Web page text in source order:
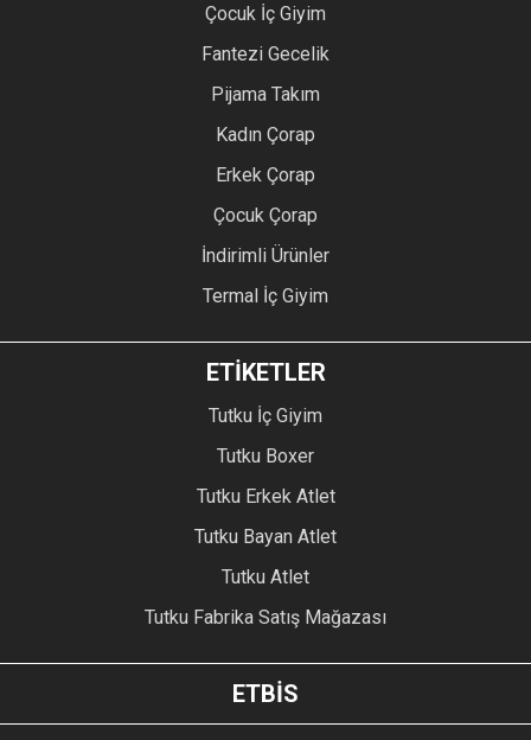
Çocuk İç Giyim
Fantezi Gecelik
Pijama Takım
Kadın Çorap
Erkek Çorap
Çocuk Çorap
İndirimli Ürünler
Termal İç Giyim
ETİKETLER
Tutku İç Giyim
Tutku Boxer
Tutku Erkek Atlet
Tutku Bayan Atlet
Tutku Atlet
Tutku Fabrika Satış Mağazası
ETBİS